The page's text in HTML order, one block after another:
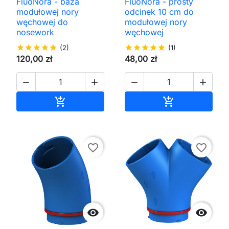
modułowej nory
węchowej do
nosework
starstarstarstarstar (2)
120,00 zł
 

odcinek 10 cm do
modułowej nory
węchowej
starstarstarstarstar (1)
48,00 zł
 


favorite_border

favorite_border